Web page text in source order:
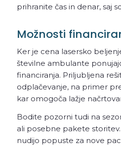
prihranite čas in denar, saj
Možnosti
Ker je cena lasersko
številne ambulante
financiranja. Priljubljena
odplačevanje, na primer
kar omogoča lažje
Bodite pozorni tudi na
ali posebne pakete
nudijo popuste za nove